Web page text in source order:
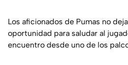
Los aficionados de Pumas no
oportunidad para saludar al
encuentro desde uno de los